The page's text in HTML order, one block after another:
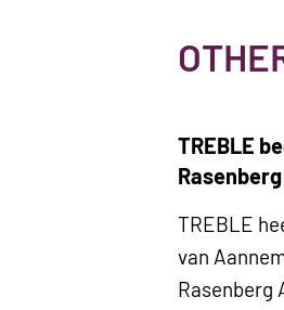
TREBLE
TREBLE
van
Rasenberg